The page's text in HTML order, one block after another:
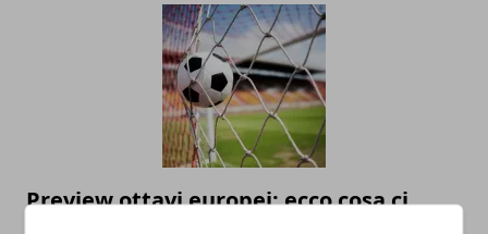
Preview ottavi europei: ecco cosa ci